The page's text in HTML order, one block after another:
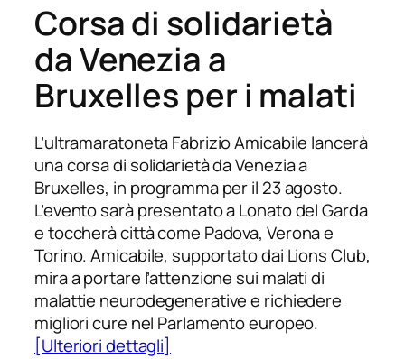
Corsa di solidarietà
da Venezia a
Bruxelles per i malati
L’ultramaratoneta Fabrizio Amicabile lancerà
una corsa di solidarietà da Venezia a
Bruxelles, in programma per il 23 agosto.
L’evento sarà presentato a Lonato del Garda
e toccherà città come Padova, Verona e
Torino. Amicabile, supportato dai Lions Club,
mira a portare l’attenzione sui malati di
malattie neurodegenerative e richiedere
migliori cure nel Parlamento europeo.
[Ulteriori dettagli]